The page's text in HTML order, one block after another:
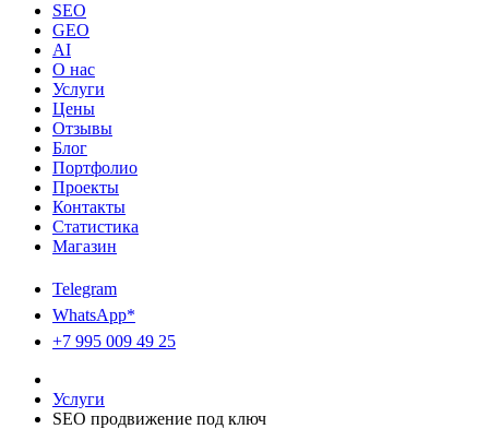
SEO
GEO
AI
О нас
Услуги
Цены
Отзывы
Блог
Портфолио
Проекты
Контакты
Статистика
Магазин
Telegram
WhatsApp*
+7 995 009 49 25
Услуги
SEO продвижение под ключ